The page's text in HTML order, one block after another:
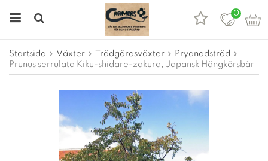
0
Startsida Växter Trädgårdsväxter
Prydnadsträd
Prunus serrulata Kiku-shidare-zakura, Japansk Hängkörsbär